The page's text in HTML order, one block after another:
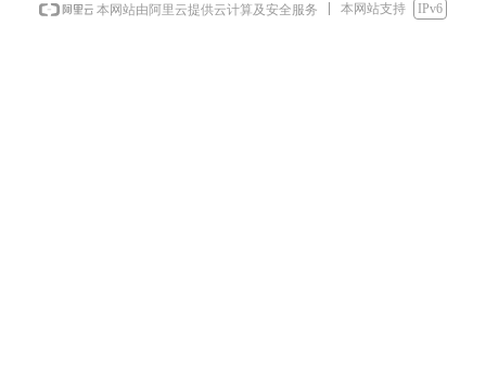
本网站由阿里云提供云计算及安全服务 本网站支持 IPv6